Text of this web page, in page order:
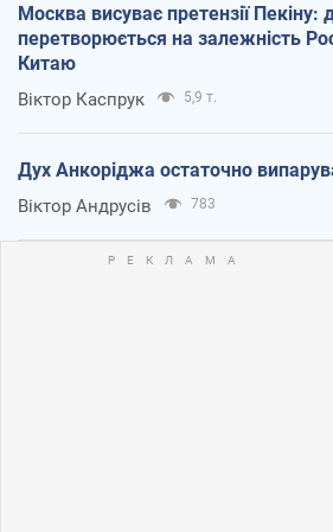
Москва висуває претензії Пекіну:
перетворюється на залежність
Китаю
Віктор Каспрук 5,9 т.
Дух Анкоріджа остаточно
Віктор Андрусів 783